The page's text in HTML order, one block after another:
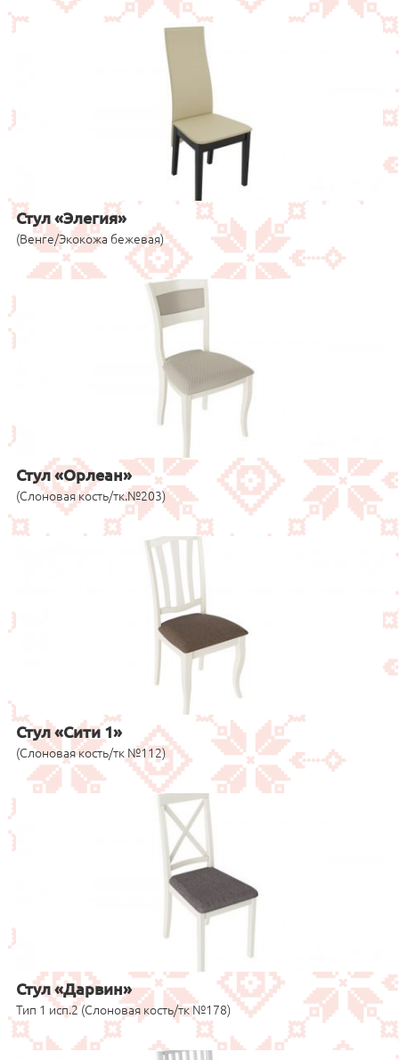
Стул «Элегия»
(Венге/Экокожа бежевая)
Стул «Орлеан»
(Слоновая кость/тк.№203)
Стул «Сити 1»
(Слоновая кость/тк №112)
Стул «Дарвин»
Тип 1 исп.2 (Слоновая кость/тк №178)